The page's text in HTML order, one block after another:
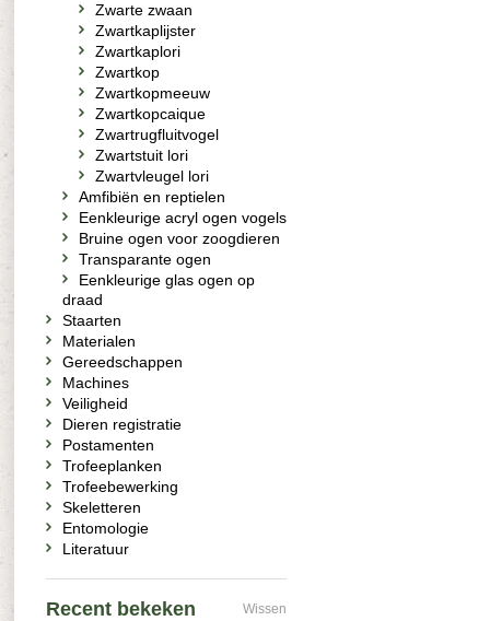
Zwarte zwaan
Zwartkaplijster
Zwartkaplori
Zwartkop
Zwartkopmeeuw
Zwartkopcaique
Zwartrugfluitvogel
Zwartstuit lori
Zwartvleugel lori
Amfibiën en reptielen
Eenkleurige acryl ogen vogels
Bruine ogen voor zoogdieren
Transparante ogen
Eenkleurige glas ogen op
draad
Staarten
Materialen
Gereedschappen
Machines
Veiligheid
Dieren registratie
Postamenten
Trofeeplanken
Trofeebewerking
Skeletteren
Entomologie
Literatuur
Recent bekeken Wissen